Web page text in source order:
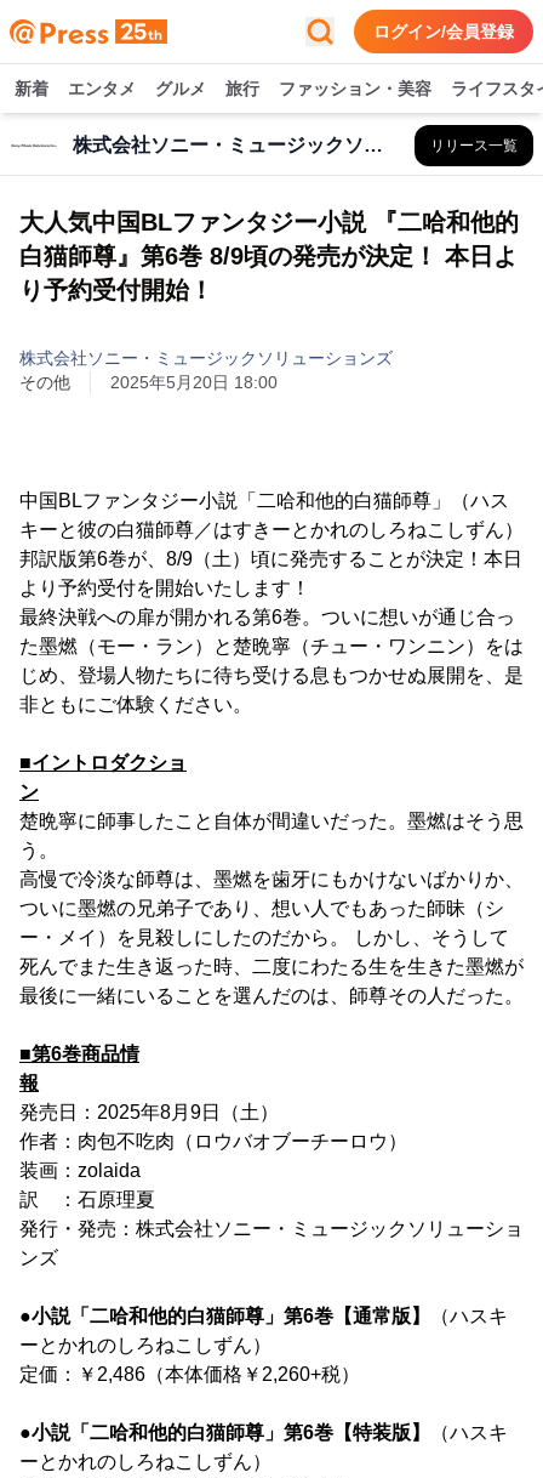
ログイン/会員登録
新着 エンタメ グルメ 旅行 ファッション・美容 ライフスタ
株式会社ソニー・ミュージックソリューションズ リリース一覧
大人気中国BLファンタジー小説 『二哈和他的
白猫師尊』第6巻 8/9頃の発売が決定！ 本日よ
り予約受付開始！
株式会社ソニー・ミュージックソリューションズ
その他
2025年5月20日 18:00
中国BLファンタジー小説「二哈和他的白猫師尊」（ハス
キーと彼の白猫師尊／はすきーとかれのしろねこしずん）
邦訳版第6巻が、8/9（土）頃に発売することが決定！本日
より予約受付を開始いたします！
最終決戦への扉が開かれる第6巻。ついに想いが通じ合っ
た墨燃（モー・ラン）と楚晩寧（チュー・ワンニン）をは
じめ、登場人物たちに待ち受ける息もつかせぬ展開を、是
非ともにご体験ください。
■イントロダクショ
ン
楚晩寧に師事したこと自体が間違いだった。墨燃はそう思
う。
高慢で冷淡な師尊は、墨燃を歯牙にもかけないばかりか、
ついに墨燃の兄弟子であり、想い人でもあった師昧（シ
ー・メイ）を見殺しにしたのだから。 しかし、そうして
死んでまた生き返った時、二度にわたる生を生きた墨燃が
最後に一緒にいることを選んだのは、師尊その人だった。
■第6巻商品情
報
発売日：2025年8月9日（土）
作者：肉包不吃肉（ロウバオブーチーロウ）
装画：zolaida
訳 ：石原理夏
発行・発売：株式会社ソニー・ミュージックソリューショ
ンズ
●小説「二哈和他的白猫師尊」第6巻【通常版】
（ハスキ
ーとかれのしろねこしずん）
定価：￥2,486（本体価格￥2,260+税）
●小説「二哈和他的白猫師尊」第6巻【特装版】
（ハスキ
ーとかれのしろねこしずん）